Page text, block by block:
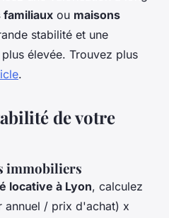
ou maisons
stabilité et une
élevée. Trouvez plus
.
de votre
immobiliers
locative à Lyon, calculez
annuel / prix d'achat) x